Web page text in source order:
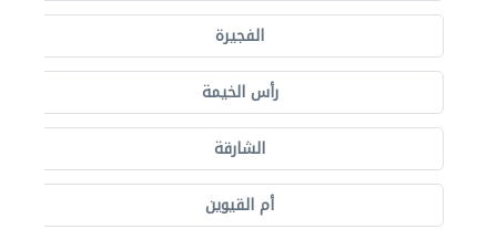
الفجيرة
رأس الخيمة
الشارقة
أم القيوين